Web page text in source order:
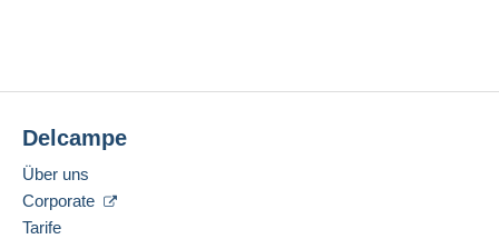
Delcampe
Über uns
Corporate
Tarife